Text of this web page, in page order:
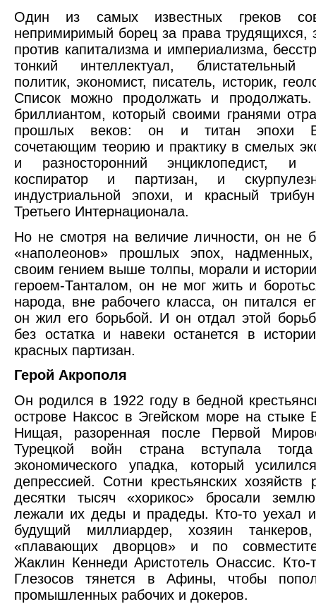
Один из самых известных греков
непримиримый борец за права трудящихся,
против капитализма и империализма,
тонкий интеллектуал, блистательный
политик, экономист, писатель, историк,
Список можно продолжать и
бриллиантом, который своими гранями
прошлых веков: он и титан эпохи
сочетающим теорию и практику в смелых
и разносторонний энциклопедист, и
коспиратор и партизан, и
индустриальной эпохи, и красный
Третьего Интернационала.
Но не смотря на величие личности, он не
«наполеонов» прошлых эпох,
своим гением выше толпы, морали и
героем-Танталом, он не мог жить и
народа, вне рабочего класса, он питался
он жил его борьбой. И он отдал этой
без остатка и навеки останется в
красных партизан.
Герой Акрополя
Он родился в 1922 году в бедной
острове Наксос в Эгейском море на стыке
Нищая, разоренная после Первой
Турецкой войн страна вступала
экономического упадка, который
депрессией. Сотни крестьянских хозяйств
десятки тысяч «хорикос» бросали
лежали их деды и прадеды. Кто-то уехал
будущий миллиардер, хозяин
«плавающих дворцов» и по
Жаклин Кеннеди Аристотель Онассис. Кто-
Глезосов тянется в Афины, чтобы
промышленных рабочих и докеров.